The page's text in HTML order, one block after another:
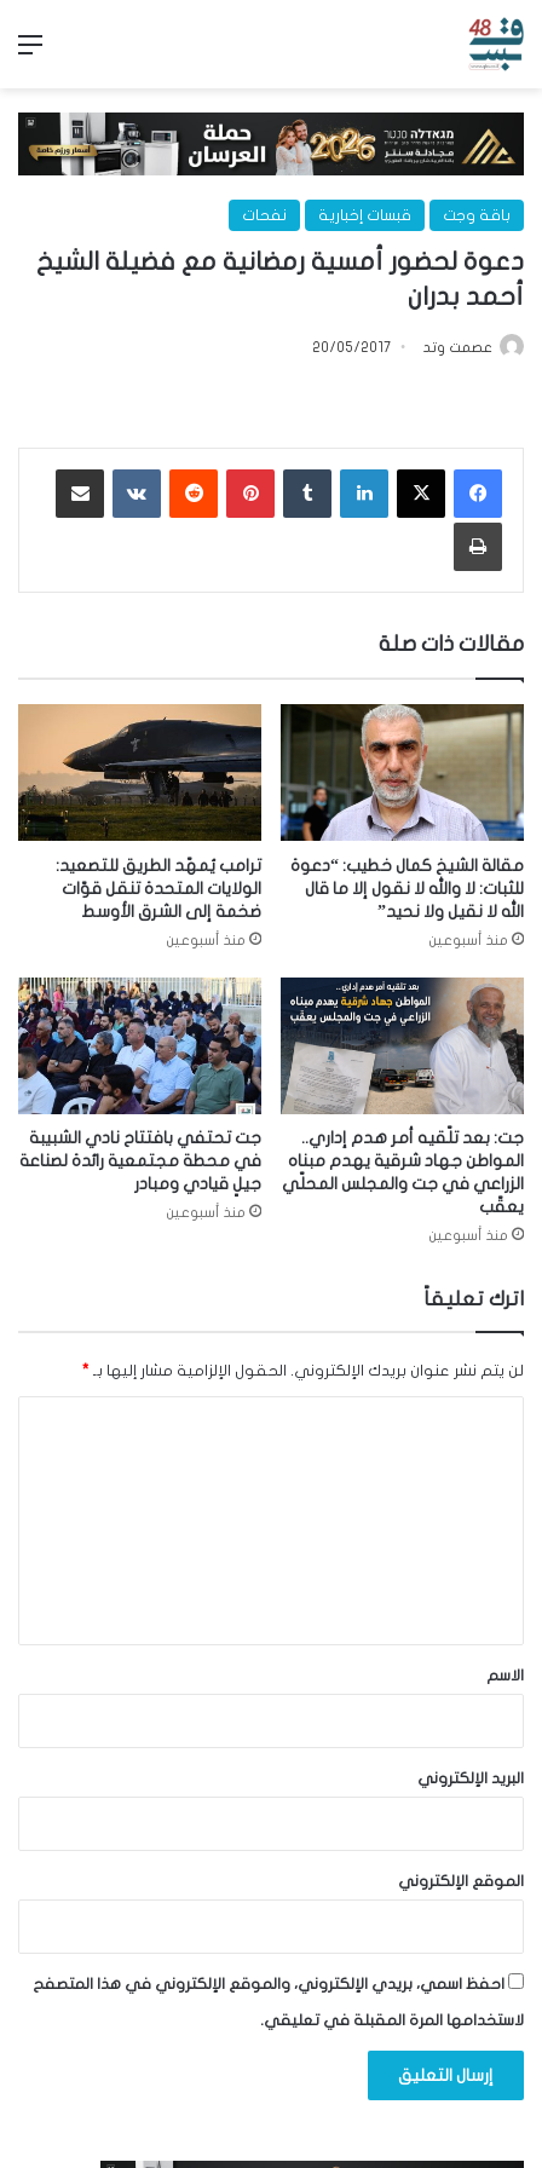
باقة وجت قبسات إخبارية نفحات
دعوة لحضور أمسية رمضانية مع فضيلة الشيخ
أحمد بدران
عصمت وتد 20/05/2017
لينكدإن بينتيريست ‏VKontakte
طباعة
مقالات ذات صلة
مقالة الشيخ كمال خطيب: “دعوة
للثبات: لا والله لا نقول إلا ما قال
الله لا نقيل ولا نحيد”
منذ أسبوعين
ترامب يُمهّد الطريق للتصعيد:
الولايات المتحدة تنقل قوّات
ضخمة إلى الشرق الأوسط
منذ أسبوعين
جت: بعد تلّقيه أمر هدم إداري..
المواطن جهاد شرقية يهدم مبناه
الزراعي في جت والمجلس المحلّي
يعقّب
منذ أسبوعين
جت تحتفي بافتتاح نادي الشبيبة
في محطة مجتمعية رائدة لصناعة
جيلٍ قيادي ومبادر
منذ أسبوعين
اترك تعليقاً
لن يتم نشر عنوان بريدك الإلكتروني. الحقول الإلزامية مشار إليها بـ *
*الاسم
البريد الإلكتروني
الموقع الإلكتروني
احفظ اسمي، بريدي الإلكتروني، والموقع الإلكتروني في هذا المتصفح
لاستخدامها المرة المقبلة في تعليقي.